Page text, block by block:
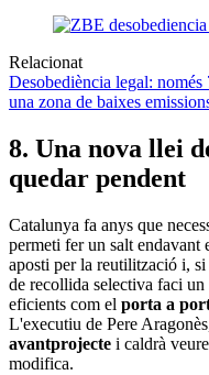
Relacionat
Desobediència legal: només
una zona de baixes
8. Una nova llei
quedar pendent
Catalunya fa anys que
permeti fer un salt endavant
aposti per la reutilització i,
de recollida selectiva faci un
eficients com el porta a
L'executiu de Pere
avantprojecte i caldrà
modifica.